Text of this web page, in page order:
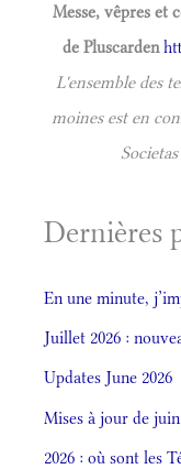
Messe, vêpres et
de Pluscarden
L'ensemble des
moines est en
Dernières
En une minute,
Juillet 2026 :
Updates June 2026
Mises à jour de juin
2026 : où sont les